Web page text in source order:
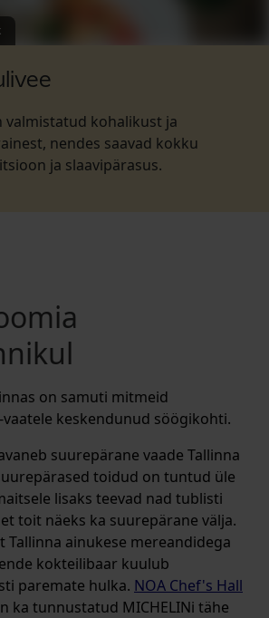
valmistatud kohalikust ja
nendes saavad kokku
ja slaavipärasus.
on samuti mitmeid
keskendunud söögikohti.
suurepärane vaade Tallinna
toidud on tuntud üle
lisaks teevad nad tublisti
toit näeks ka suurepärane välja.
Tallinna ainukese mereandidega
kokteilibaar kuulub
paremate hulka. NOA Chef's Hall
ka tunnustatud MICHELINi tähe